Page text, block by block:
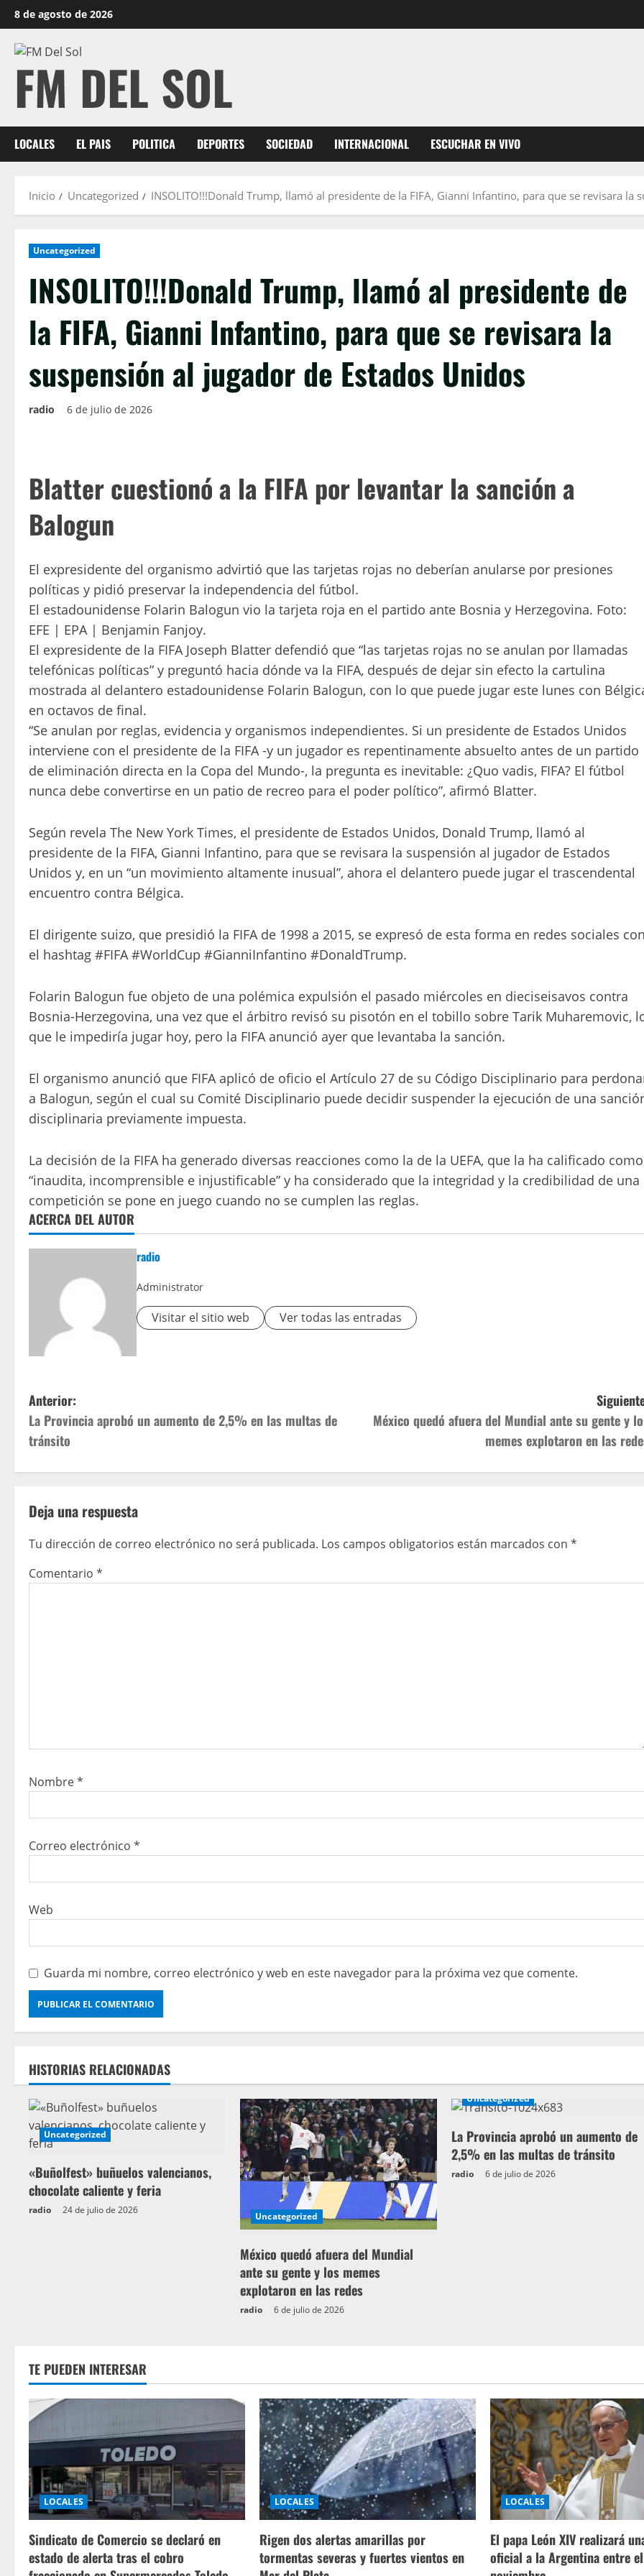
8 de agosto de 2026
FM DEL SOL
LOCALES EL PAIS POLITICA DEPORTES SOCIEDAD INTERNACIONAL ESCUCHAR EN VIVO
Inicio Uncategorized INSOLITO!!!Donald Trump, llamó al presidente de la FIFA, Gianni Infantino, para que se revisara la
Uncategorized
INSOLITO!!!Donald Trump, llamó al presidente de
la FIFA, Gianni Infantino, para que se revisara la
suspensión al jugador de Estados Unidos
radio 6 de julio de 2026
Blatter cuestionó a la FIFA por levantar la sanción a
Balogun
El expresidente del organismo advirtió que las tarjetas rojas no deberían anularse por presiones
políticas y pidió preservar la independencia del fútbol.
El estadounidense Folarin Balogun vio la tarjeta roja en el partido ante Bosnia y Herzegovina. Foto:
EFE | EPA | Benjamin Fanjoy.
El expresidente de la FIFA Joseph Blatter defendió que “las tarjetas rojas no se anulan por llamadas
telefónicas políticas” y preguntó hacia dónde va la FIFA, después de dejar sin efecto la cartulina
mostrada al delantero estadounidense Folarin Balogun, con lo que puede jugar este lunes con
en octavos de final.
“Se anulan por reglas, evidencia y organismos independientes. Si un presidente de Estados Unidos
interviene con el presidente de la FIFA -y un jugador es repentinamente absuelto antes de un partido
de eliminación directa en la Copa del Mundo-, la pregunta es inevitable: ¿Quo vadis, FIFA? El fútbol
nunca debe convertirse en un patio de recreo para el poder político”, afirmó Blatter.
Según revela The New York Times, el presidente de Estados Unidos, Donald Trump, llamó al
presidente de la FIFA, Gianni Infantino, para que se revisara la suspensión al jugador de Estados
Unidos y, en un “un movimiento altamente inusual”, ahora el delantero puede jugar el trascendental
encuentro contra Bélgica.
El dirigente suizo, que presidió la FIFA de 1998 a 2015, se expresó de esta forma en redes sociales
el hashtag #FIFA #WorldCup #GianniInfantino #DonaldTrump.
Folarin Balogun fue objeto de una polémica expulsión el pasado miércoles en dieciseisavos contra
Bosnia-Herzegovina, una vez que el árbitro revisó su pisotón en el tobillo sobre Tarik Muharemovic,
que le impediría jugar hoy, pero la FIFA anunció ayer que levantaba la sanción.
El organismo anunció que FIFA aplicó de oficio el Artículo 27 de su Código Disciplinario para
a Balogun, según el cual su Comité Disciplinario puede decidir suspender la ejecución de una
disciplinaria previamente impuesta.
La decisión de la FIFA ha generado diversas reacciones como la de la UEFA, que la ha calificado como
“inaudita, incomprensible e injustificable” y ha considerado que la integridad y la credibilidad de una
competición se pone en juego cuando no se cumplen las reglas.
ACERCA DEL AUTOR
radio
Administrator
Visitar el sitio web Ver todas las entradas
Anterior:
La Provincia aprobó un aumento de 2,5% en las multas de
tránsito
México quedó afuera del Mundial ante su gente y
memes explotaron en las
Deja una respuesta
Tu dirección de correo electrónico no será publicada. Los campos obligatorios están marcados con *
Comentario *
Nombre*
Correo electrónico *
Web
Guarda mi nombre, correo electrónico y web en este navegador para la próxima vez que comente.
HISTORIAS RELACIONADAS
Uncategorized
«Buñolfest» buñuelos valencianos,
chocolate caliente y feria
radio 24 de julio de 2026
Uncategorized
México quedó afuera del Mundial
ante su gente y los memes
explotaron en las redes
radio 6 de julio de 2026
Uncategorized
La Provincia aprobó un aumento de
2,5% en las multas de tránsito
radio 6 de julio de 2026
TE PUEDEN INTERESAR
LOCALES
Sindicato de Comercio se declaró en
estado de alerta tras el cobro
LOCALES
Rigen dos alertas amarillas por
tormentas severas y fuertes vientos en
LOCALES
El papa León XIV realizará
oficial a la Argentina entre